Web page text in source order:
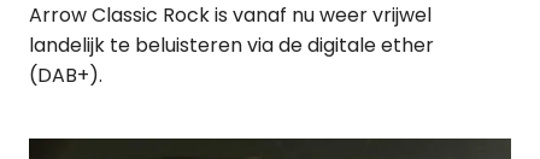
Arrow Classic Rock is vanaf nu weer vrijwel
landelijk te beluisteren via de digitale ether
(DAB+).